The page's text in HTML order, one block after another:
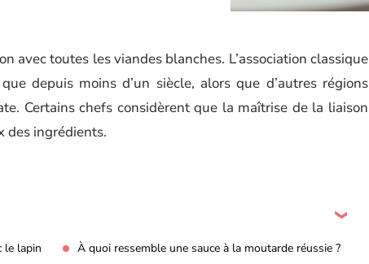
avec toutes les viandes blanches. L’association classique
depuis moins d’un siècle, alors que d’autres régions
Certains chefs considèrent que la maîtrise de la liaison
des ingrédients.
le lapin
À quoi ressemble une sauce à la moutarde réussie ?